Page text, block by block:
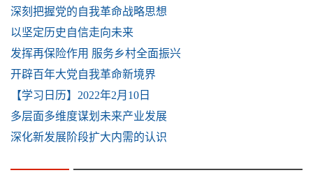
深刻把握党的自我革命战略思想
以坚定历史自信走向未来
发挥再保险作用 服务乡村全面振兴
开辟百年大党自我革命新境界
【学习日历】2022年2月10日
多层面多维度谋划未来产业发展
深化新发展阶段扩大内需的认识